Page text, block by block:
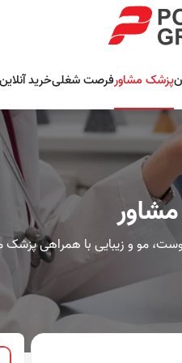
پزشک مشاورفرصت شغلیخرید
مو و زیبایی با همراهی پزشک